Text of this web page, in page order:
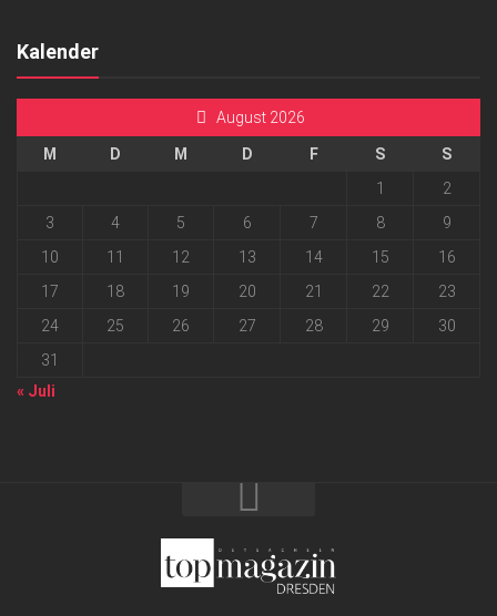
Kalender
August 2026
M D M D F S
S
1
2
3
4 5 6 7 8
9
10
11 12 13 14 15
16
17
18 19 20 21 22
23
24
25 26 27 28 29
30
31
« Juli